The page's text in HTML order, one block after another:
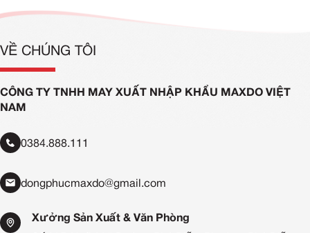
VỀ CHÚNG TÔI
CÔNG TY TNHH MAY XUẤT NHẬP KHẨU MAXDO VIỆT
NAM
0384.888.111
dongphucmaxdo@gmail.com
Xưởng Sản Xuất & Văn Phòng